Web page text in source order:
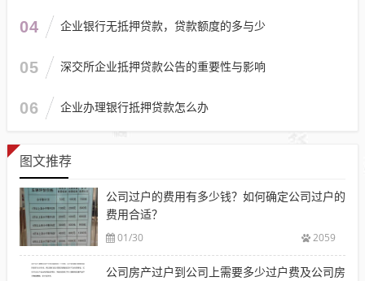
04 企业银行无抵押贷款，贷款额度的多与少
05 深交所企业抵押贷款公告的重要性与影响
06 企业办理银行抵押贷款怎么办
图文推荐
公司过户的费用有多少钱？如何确定公司过户的
费用合适？
01/30 2059
公司房产过户到公司上需要多少过户费及公司房